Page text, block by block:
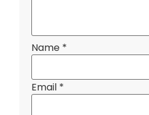
Name *
Email *